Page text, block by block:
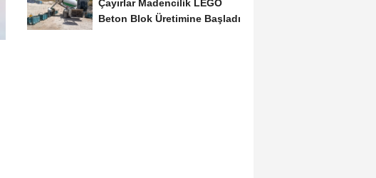
Çayırlar Madencilik LEGO
Beton Blok Üretimine Başladı